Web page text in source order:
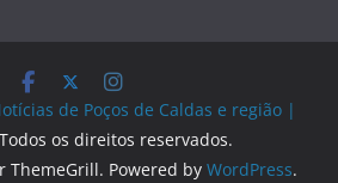
de Poços de Caldas e região |
os direitos reservados.
ThemeGrill. Powered by WordPress.